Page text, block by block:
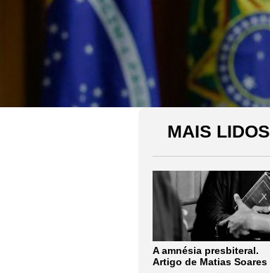
MAIS LIDOS
A amnésia presbiteral.
Artigo de Matias Soares